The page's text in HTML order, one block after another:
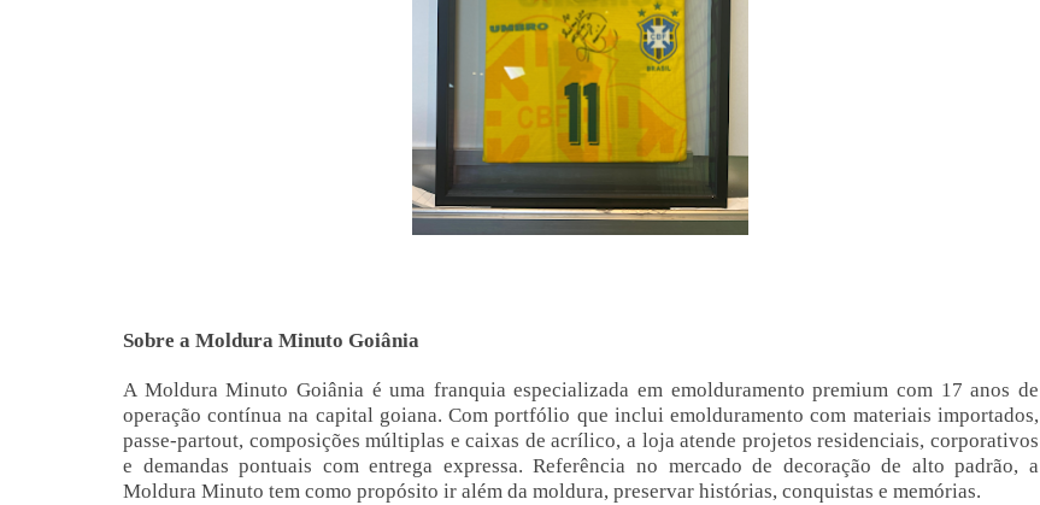
Sobre a Moldura Minuto Goiânia
A Moldura Minuto Goiânia é uma franquia especializada em emolduramento premium com 17 anos de
operação contínua na capital goiana. Com portfólio que inclui emolduramento com materiais importados,
passe-partout, composições múltiplas e caixas de acrílico, a loja atende projetos residenciais, corporativos
e demandas pontuais com entrega expressa. Referência no mercado de decoração de alto padrão, a
Moldura Minuto tem como propósito ir além da moldura, preservar histórias, conquistas e memórias.